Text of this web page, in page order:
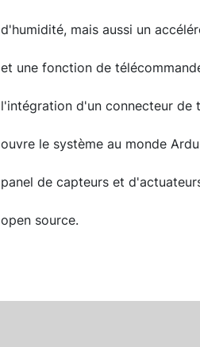
d'humidité, mais aussi un
et une fonction de
l'intégration d'un connecteur de
ouvre le système au monde
panel de capteurs et
open source.